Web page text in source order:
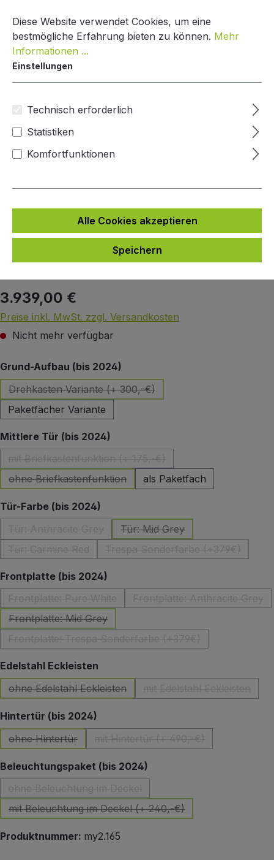
Paketkasten Nature Line
Mypaketkasten
Bildergalerie überspringen
Regulärer Preis:
3.939,00 €
Preise inkl. MwSt. zzgl. Versandkosten
Nicht mehr verfügbar
Grund-Aufbau (bis 2024)
Drehkasten Variante (+ 300,-€)
(Diese Option ist zurzeit nicht verfügbar.)
Paketfächer Variante
Mittlere Tür (bis 2024)
(Diese Option ist zurzeit nicht verfügbar.)
ohne Briefkastenfunktion
(Diese Option ist zurzeit nicht verfügbar.)
als Paketfach
Tür-Farbe (bis 2024)
(Diese Option ist zurzeit nicht verfügbar.)
Tür: Mid Grey
(Diese Option ist zurzeit nicht
(Diese Option ist zurzeit nicht verfügbar.)(Diese Option ist zurzeit
Frontplatte (bis 2024)
(Diese Option ist zurzeit nicht verfügbar.)(Diese Option ist
Frontplatte: Mid Grey
(Diese Option ist zurzeit nicht verfügbar.)
(Diese Option ist zurzeit nicht verfügbar.)
Edelstahl Eckleisten
ohne Edelstahl Eckleisten
(Diese Option ist zurzeit nicht verfügbar.)
Hintertür (bis 2024)
ohne Hintertür
(Diese Option ist zurzeit nicht verfügbar.)
Beleuchtungspaket (bis 2024)
(Diese Option ist zurzeit nicht verfügbar.)
mit Beleuchtung im Deckel (+ 240,-€)
(Diese Option ist zurzeit nicht verfügbar.)
Produktnummer: my2.165
Diese Website verwendet Cookies, um eine
bestmögliche Erfahrung bieten zu können. Mehr
Informationen ...
Einstellungen
Technisch erforderlich
Statistiken
Komfortfunktionen
Alle Cookies akzeptieren
Speichern